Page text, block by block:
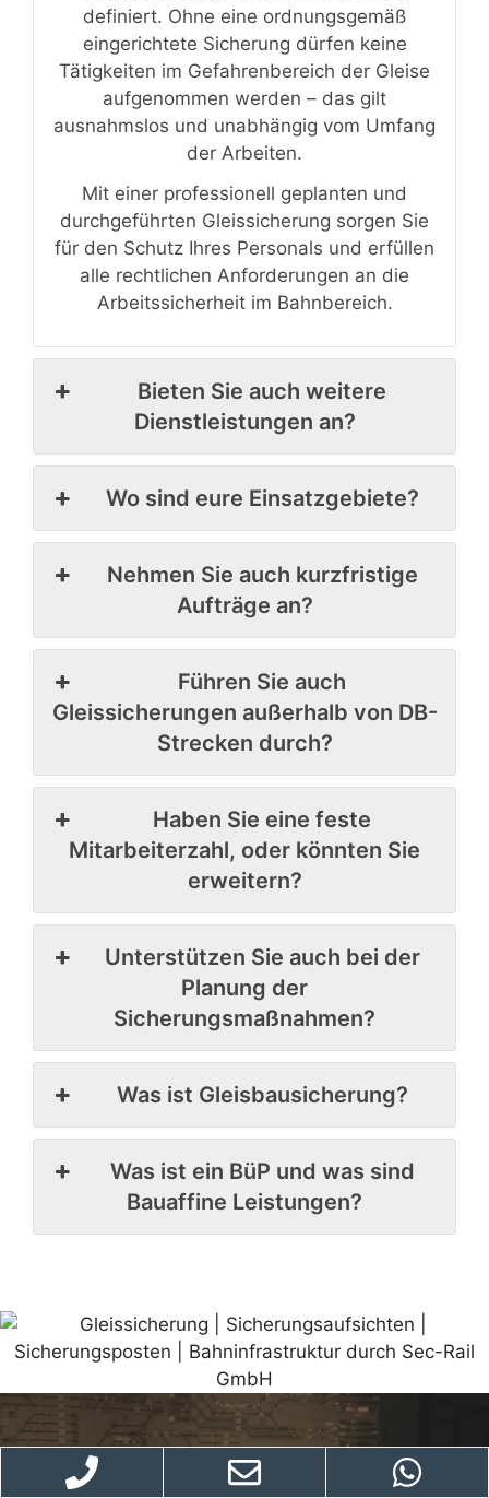
definiert. Ohne eine ordnungsgemäß
eingerichtete Sicherung dürfen keine
Tätigkeiten im Gefahrenbereich der Gleise
aufgenommen werden – das gilt
ausnahmslos und unabhängig vom Umfang
der Arbeiten.
Mit einer professionell geplanten und
durchgeführten Gleissicherung sorgen Sie
für den Schutz Ihres Personals und erfüllen
alle rechtlichen Anforderungen an die
Arbeitssicherheit im Bahnbereich.
Bieten Sie auch weitere
Dienstleistungen an?
Wo sind eure Einsatzgebiete?
Nehmen Sie auch kurzfristige
Aufträge an?
Führen Sie auch
Gleissicherungen außerhalb von DB-
Strecken durch?
Haben Sie eine feste
Mitarbeiterzahl, oder könnten Sie
erweitern?
Unterstützen Sie auch bei der
Planung der
Sicherungsmaßnahmen?
Was ist Gleisbausicherung?
Was ist ein BüP und was sind
Bauaffine Leistungen?